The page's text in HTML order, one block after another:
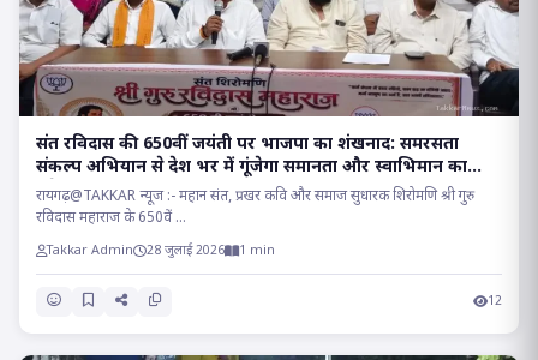
संत रविदास की 650वीं जयंती पर भाजपा का शंखनाद: समरसता
संकल्प अभियान से देश भर में गूंजेगा समानता और स्वाभिमान का
संदेश!!
रायगढ़@TAKKAR न्यूज :- महान संत, प्रखर कवि और समाज सुधारक शिरोमणि श्री गुरु
रविदास महाराज के 650वें ...
Takkar Admin 28 जुलाई 2026 1 min
12